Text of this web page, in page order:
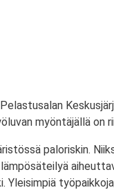
myöntäjällä on
paloriskin.
Yleisimpiä